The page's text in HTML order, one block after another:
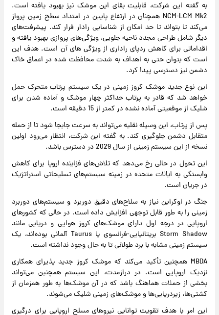
به گفته این شرکت، قابلیت بقای این موشک نیز بهبود یافته است.
NCM-LCM Mk2 همچنان در ارتفاع پایین در امتداد سطح زمین پرواز
می‌کند تا بتواند تا حد امکان از شناسایی رادار فرار کند. پیشرفت‌های
دیگر شامل طراحی مجدد ناحیه جلویی، ویژگی‌های پروازی بهبود یافته و
اقداماتی برای کاهش ردپای راداری از ویژگی های آن است. هدف این
است که بتوان حتی به اهداف به شدت محافظت شده در اعماق خاک
دشمن نیز دسترسی پیدا کرد.
این نوع جدید موشک کروز زمینی در یک سیستم پرتاب متحرک حمل
خواهد شد که قادر به پرتاب حداکثر چهار موشک و آماده شدن برای
شلیک از موقعیتی آماده نشده در کمتر از 15 دقیقه است.
پس از پرتاب، این وسیله نقلیه می‌تواند به سرعت جابجا شود تا از حمله
متقابل دشمن جلوگیری کند. به گفته این شرکت، انتظار می‌رود اولین
نسخه از این سیستم زمینی از سال 2029 در دسترس باشد.
این تحول در حالی رخ می‌دهد که تلاش‌های فزاینده اروپا برای کاهش
وابستگی به ایالات متحده در زمینه سیستم‌های تسلیحاتی استراتژیک
در جریان است.
جنگ در اوکراین نیاز به سلاح‌های دقیق دوربرد و سیستم‌های دوربرد
زمینی را به طور قابل توجهی افزایش داده است. در حالی که کشورهای
اروپایی در درجه اول دارای موشک‌های کروز هوایی و دریایی مانند
Storm Shadow بریتانیایی-فرانسوی یا Taurus آلمانی بوده‌اند، یک
سیستم زمینی مشابه با برد طولانی تا به حال وجود نداشته است.
MBDA همچنین تأکید می‌کند که موشک کروز جدید پذیرای همکاری
نزدیک اروپایی است. در درازمدت، این سیستم همچنین می‌تواند
بخشی از حملات هماهنگ باشد که در آن موشک‌ها به طور همزمان از
کشتی‌ها، زیردریایی‌ها و موشک‌های زمینی شلیک می‌شوند.
این امر با هدف تقویت توانایی نیروهای مسلح اروپایی برای درگیری